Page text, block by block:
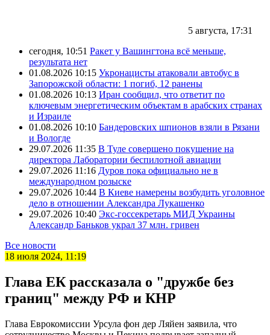
5 августа, 17:31
сегодня, 10:51 Ракет у Вашингтона всё меньше,
результата нет
01.08.2026 10:15 Укронацисты атаковали автобус в
Запорожской области: 1 погиб, 12 ранены
01.08.2026 10:13 Иран сообщил, что ответит по
ключевым энергетическим объектам в арабских странах
и Израиле
01.08.2026 10:10 Бандеровских шпионов взяли в Рязани
и Вологде
29.07.2026 11:35 В Туле совершено покушение на
директора Лаборатории беспилотной авиации
29.07.2026 11:16 Дуров пока официально не в
международном розыске
29.07.2026 10:44 В Киеве намерены возбудить уголовное
дело в отношении Александра Лукашенко
29.07.2026 10:40 Экс-госсекретарь МИД Украины
Александр Баньков украл 37 млн. гривен
Все новости
18 июля 2024, 11:19
Глава ЕК рассказала о "дружбе без
границ" между РФ и КНР
Глава Еврокомиссии Урсула фон дер Ляйен заявила, что